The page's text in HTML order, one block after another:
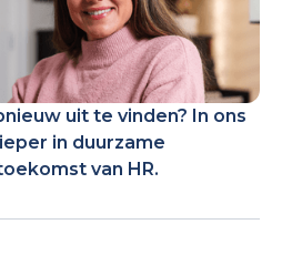
uit te vinden? In ons
in duurzame
van HR.